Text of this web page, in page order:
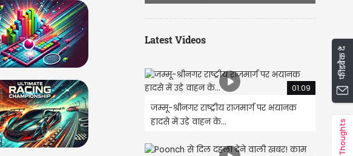
Latest Videos
01:09
जम्मू-श्रीनगर राष्ट्रीय राजमार्ग पर भयानक
हादसे में उड़े वाहन के...
फीडबैक दें
Thoughts